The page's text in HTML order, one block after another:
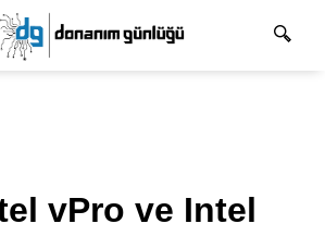
vPro ve Intel